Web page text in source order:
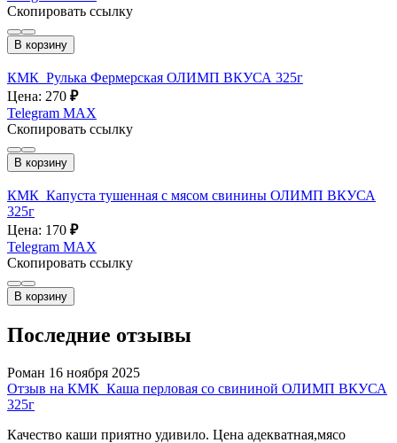
Скопировать ссылку
В корзину
КМК_Рулька Фермерская ОЛИМП ВКУСА 325г
Цена: 270 ₽
Telegram MAX
Скопировать ссылку
В корзину
КМК_Капуста тушенная с мясом свинины ОЛИМП ВКУСА
325г
Цена: 170 ₽
Telegram MAX
Скопировать ссылку
В корзину
Последние отзывы
Роман 16 ноября 2025
Отзыв на КМК_Каша перловая со свининой ОЛИМП ВКУСА
325г
Качество каши приятно удивило. Цена адекватная,мясо